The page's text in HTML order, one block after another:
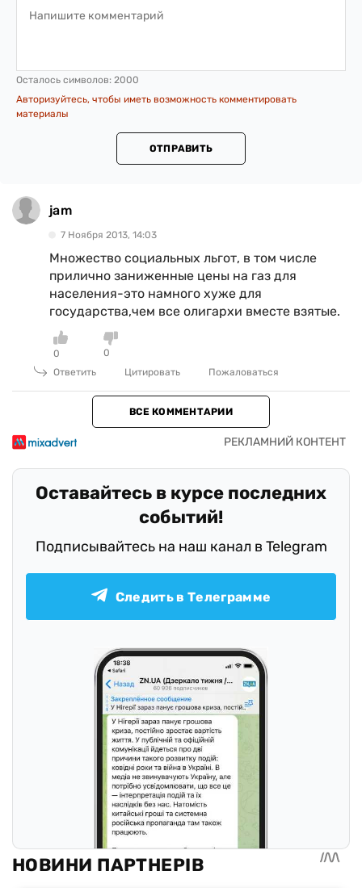
Осталось символов: 2000
Авторизуйтесь, чтобы иметь возможность комментировать
материалы
ОТПРАВИТЬ
jam
7 Ноября 2013, 14:03
Множество социальных льгот, в том числе
прилично заниженные цены на газ для
населения-это намного хуже для
государства,чем все олигархи вместе взятые.
0
0
Ответить
Цитировать Пожаловаться
ВСЕ КОММЕНТАРИИ
Оставайтесь в курсе последних
событий!
Подписывайтесь на наш канал в Telegram
Следить в Телеграмме